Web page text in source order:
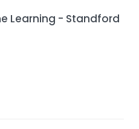
Learning - Standford